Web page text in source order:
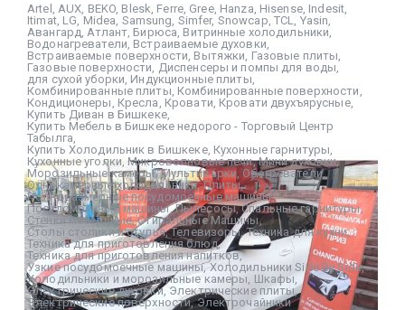
Artel AUX BEKO Blesk Ferre, Gree, Hanza Hisense, Indesit
Itimat, LG Midea Samsung Simfer, Snowcap TCL Yasin
Авангард Атлант ,Бирюса Витринные холодильники
Водонагреватели Встраиваемые духовки
Встраиваемые поверхности Вытяжки Газовые плиты
Газовые поверхности
Диспенсеры и помпы для воды
для сухой уборки Индукционные плиты
Комбинированные плиты Комбинированные поверхности
Кондиционеры Кресла Кровати Кровати двухъярусные,
Купить Диван в Бишкеке,
Купить Мебель в Бишкеке недорого - Торговый Центр
Табылга
Купить Холодильник в Бишкеке, Кухонные гарнитуры
Кухонные уголки ,Микроволновые печи,Мини духовки,
Морозильные камеры,Мультиварки Обогреватели,
Однокамерные холодильники,Плиты,
Полноразмерные посудомоечные машины,
Посудомоечные машины,Пылесосы,Спальные гарнитуры,
Стенки мебельные,Стиральные Машины,
Столы столики и стулья,Телевизоры,Техника для кухни,
Техника для приготовления блюд,
Техника для приготовления напитков,
Узкие посудомоечные машины,Холодильники Side By Side,
Холодильники и морозильные камеры Шкафы
Электрические духовки,Электрические плиты,
Электрические поверхности,Электрочайники